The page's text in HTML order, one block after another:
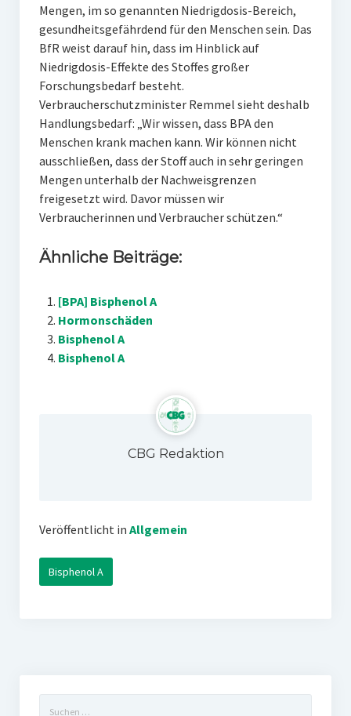
Mengen, im so genannten Niedrigdosis-Bereich,
gesundheitsgefährdend für den Menschen sein. Das
BfR weist darauf hin, dass im Hinblick auf
Niedrigdosis-Effekte des Stoffes großer
Forschungsbedarf besteht.
Verbraucherschutzminister Remmel sieht deshalb
Handlungsbedarf: „Wir wissen, dass BPA den
Menschen krank machen kann. Wir können nicht
ausschließen, dass der Stoff auch in sehr geringen
Mengen unterhalb der Nachweisgrenzen
freigesetzt wird. Davor müssen wir
Verbraucherinnen und Verbraucher schützen.“
Ähnliche Beiträge:
[BPA] Bisphenol A
Hormonschäden
Bisphenol A
Bisphenol A
CBG Redaktion
Veröffentlicht in Allgemein
Bisphenol A